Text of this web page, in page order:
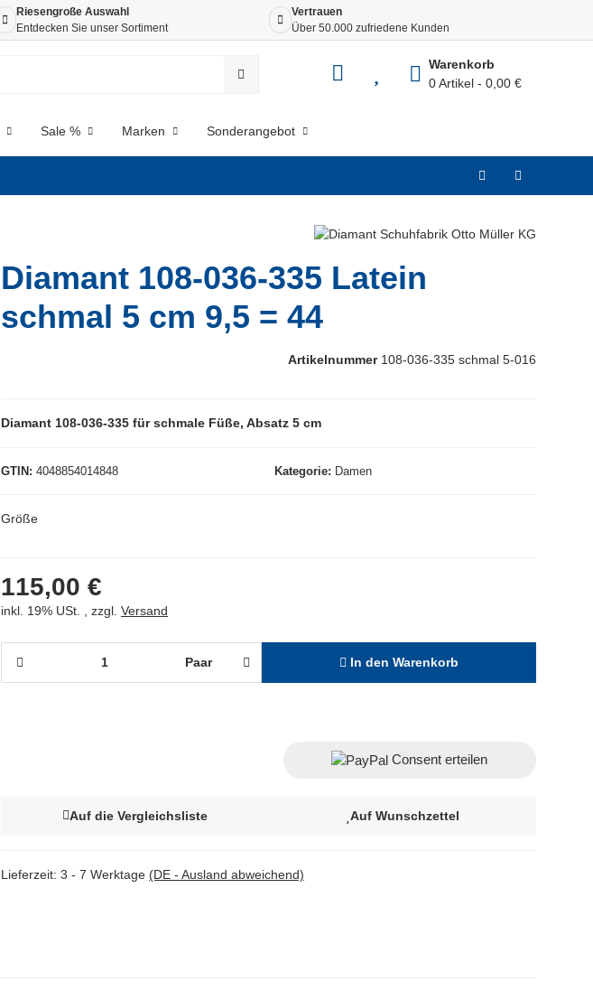
Riesengroße Auswahl
Entdecken Sie unser Sortiment
Vertrauen
Über 50.000 zufriedene Kunden
Sale % Marken Sonderangebot
Warenkorb
0 Artikel
0,00 €
Diamant 108-036-335 Latein
schmal 5 cm 9,5 = 44
Artikelnummer 108-036-335 schmal 5-016
GTIN 4048854014848 Kategorie Damen
Diamant 108-036-335 für schmale Füße, Absatz 5 cm
Größe
115,00 €
inkl. 19% USt. , zzgl. Versand
Auf die Vergleichsliste Auf Wunschzettel
Paar In den Warenkorb
Consent erteilen
Lieferzeit: 3 - 7 Werktage (DE - Ausland abweichend)